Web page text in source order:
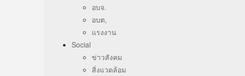
อบจ.
อบต,
แรงงาน
Social
ข่าวสังคม
สิ่งแวดล้อม